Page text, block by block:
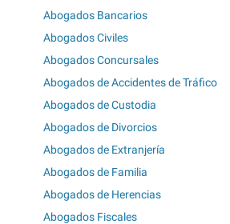
Abogados Bancarios
Abogados Civiles
Abogados Concursales
Abogados de Accidentes de Tráfico
Abogados de Custodia
Abogados de Divorcios
Abogados de Extranjería
Abogados de Familia
Abogados de Herencias
Abogados Fiscales